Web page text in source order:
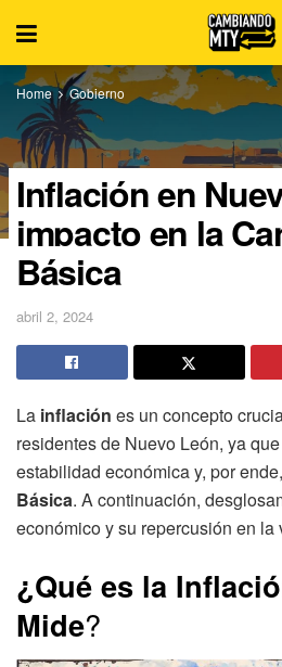
Home Gobierno
Inflación en
impacto en la
Básica
abril 2, 2024
La inflación es un concepto
residentes de Nuevo León, ya
estabilidad económica y, por
Básica. A continuación,
económico y su repercusión en la
¿Qué es la
Mide?